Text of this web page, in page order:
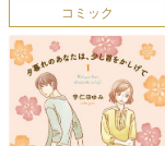
コミック